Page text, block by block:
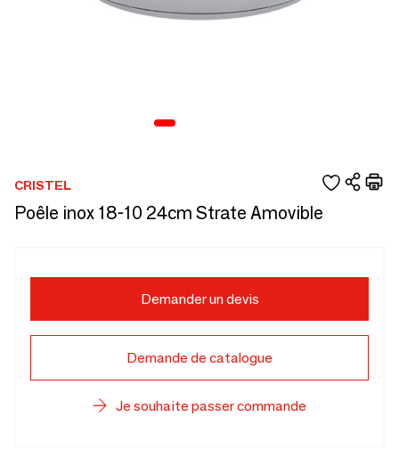
CRISTEL
Poêle inox 18-10 24cm Strate Amovible
Demander un devis
Demande de catalogue
Je souhaite passer commande